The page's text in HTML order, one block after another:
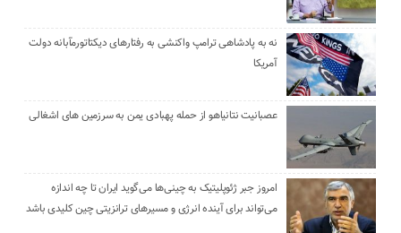
نه به پادشاهی ترامپ واکنشی به رفتارهای دیکتاتورمآبانه دولت
آمریکا
عصبانیت نتانیاهو از حمله پهبادی یمن به سرزمین های اشغالی
امروز جبر ژئوپلیتیک به چینی‌ها می‌گوید ایران تا چه اندازه
می‌تواند برای آینده انرژی و مسیرهای ترانزیتی چین کلیدی باشد